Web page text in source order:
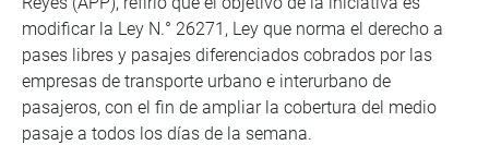
modificar la Ley N.° 26271, Ley que norma el derecho a
pases libres y pasajes diferenciados cobrados por las
empresas de transporte urbano e interurbano de
pasajeros, con el fin de ampliar la cobertura del medio
pasaje a todos los días de la semana.